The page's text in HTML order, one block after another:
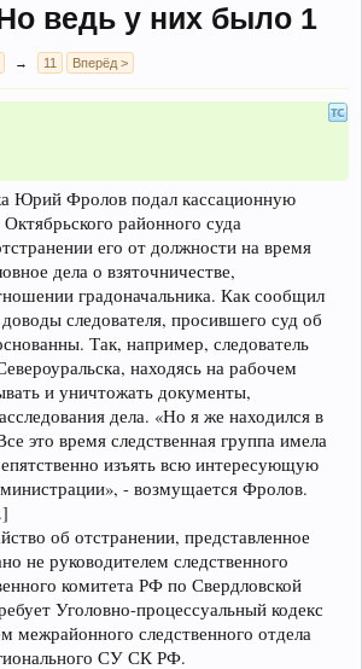
ведь у них было 1
→ 11 Вперёд >
Юрий Фролов подал кассационную
районного суда
его от должности на время
дела о взяточничестве,
градоначальника. Как сообщил
следователя, просившего суд об
Так, например, следователь
находясь на рабочем
и уничтожать документы,
дела. «Но я же находился в
это время следственная группа имела
изъять всю интересующую
- возмущается Фролов.
об отстранении, представленное
не руководителем следственного
комитета РФ по Свердловской
Уголовно-процессуальный кодекс
межрайонного следственного отдела
СУ СК РФ.